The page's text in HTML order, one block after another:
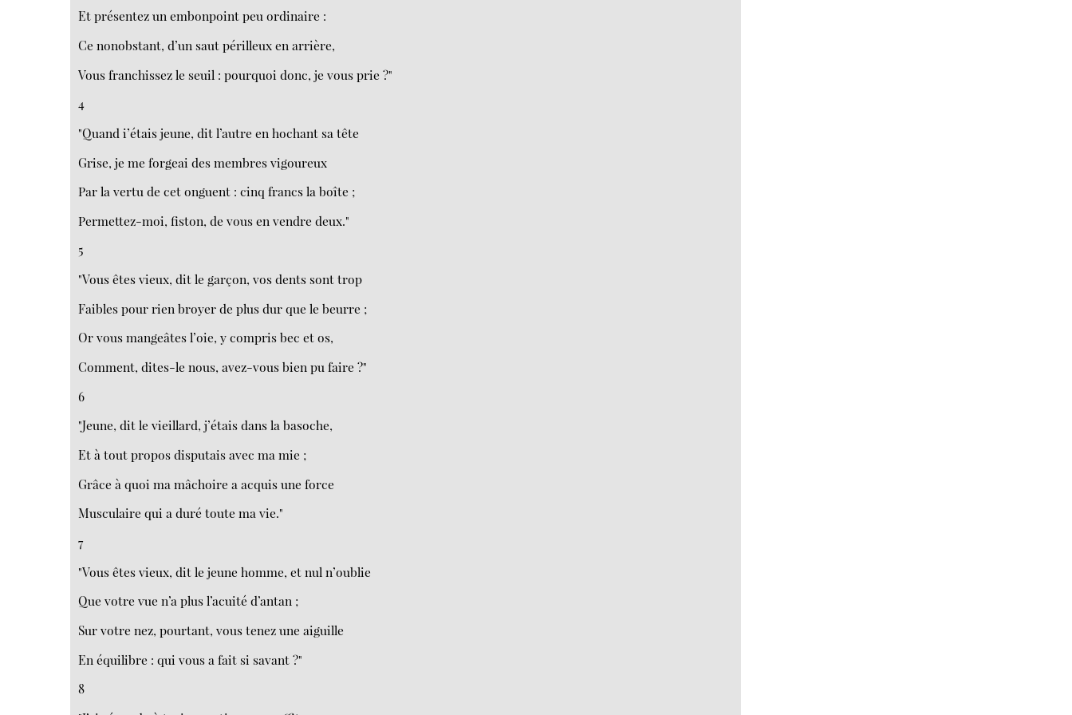
Et présentez un embonpoint peu ordinaire :
Ce nonobstant, d’un saut périlleux en arrière,
Vous franchissez le seuil : pourquoi donc, je vous prie ?"
4
"Quand i’étais jeune, dit l’autre en hochant sa tête
Grise, je me forgeai des membres vigoureux
Par la vertu de cet onguent : cinq francs la boîte ;
Permettez-moi, fiston, de vous en vendre deux."
5
"Vous êtes vieux, dit le garçon, vos dents sont trop
Faibles pour rien broyer de plus dur que le beurre ;
Or vous mangeâtes l’oie, y compris bec et os,
Comment, dites-le nous, avez-vous bien pu faire ?"
6
"Jeune, dit le vieillard, j’étais dans la basoche,
Et à tout propos disputais avec ma mie ;
Grâce à quoi ma mâchoire a acquis une force
Musculaire qui a duré toute ma vie."
7
"Vous êtes vieux, dit le jeune homme, et nul n’oublie
Que votre vue n’a plus l’acuité d’antan ;
Sur votre nez, pourtant, vous tenez une aiguille
En équilibre : qui vous a fait si savant ?"
8